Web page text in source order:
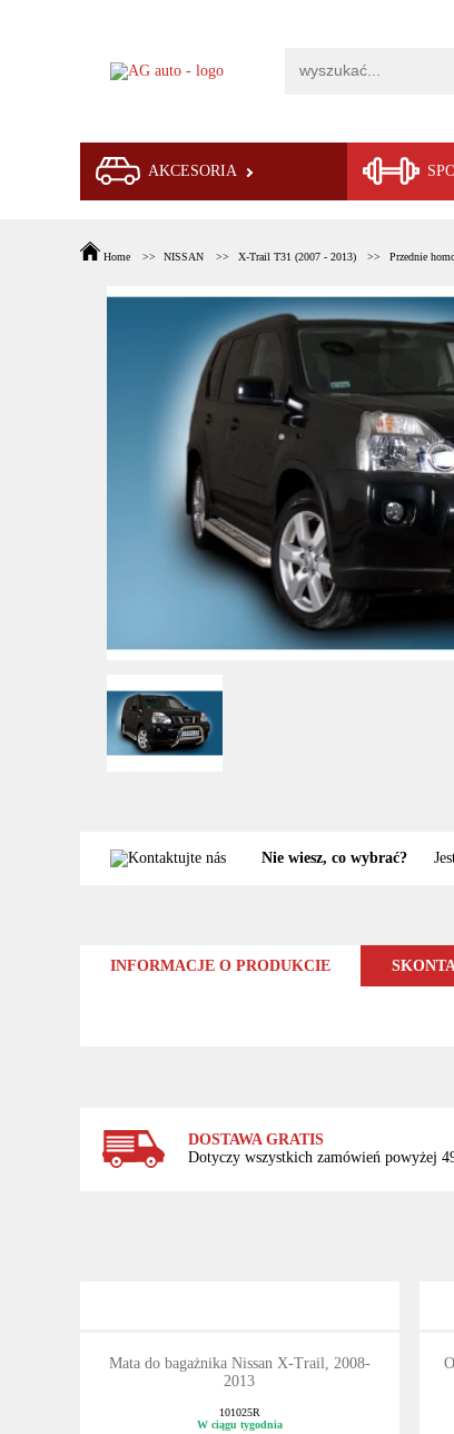
AKCESORIA
Home NISSAN X-Trail T31 (2007 - 2013) Przednie
Nie wiesz, co wybrać?
INFORMACJE O PRODUKCIE
DOSTAWA GRATIS
Dotyczy wszystkich zamówień powyżej
Mata do bagażnika Nissan X-Trail, 2008-
2013
101025R
W ciągu tygodnia